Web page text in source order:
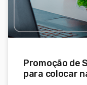
Promoção de
para colocar